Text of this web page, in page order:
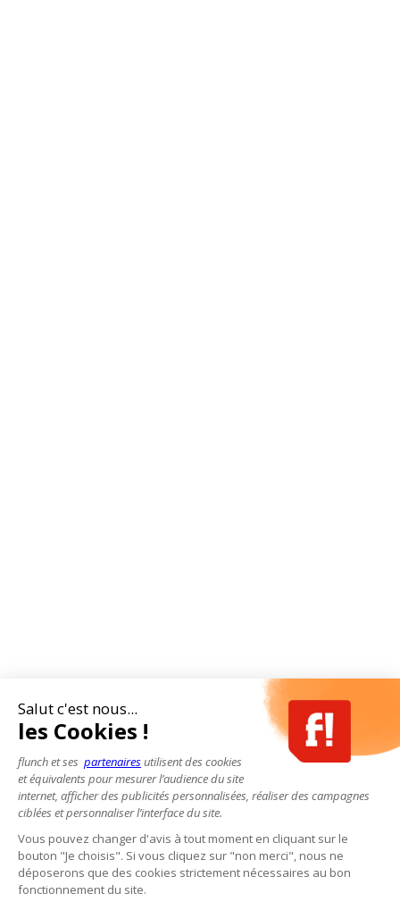
Salut c'est nous...
les Cookies !
flunch et ses partenairesutilisent des cookies
et équivalents pour mesurer l’audience du site
internet, afficher des publicités personnalisées, réaliser des campagnes
ciblées et personnaliser l’interface du site.
Vous pouvez changer d'avis à tout moment en cliquant sur le
bouton "Je choisis". Si vous cliquez sur "non merci", nous ne
déposerons que des cookies strictement nécessaires au bon
fonctionnement du site.